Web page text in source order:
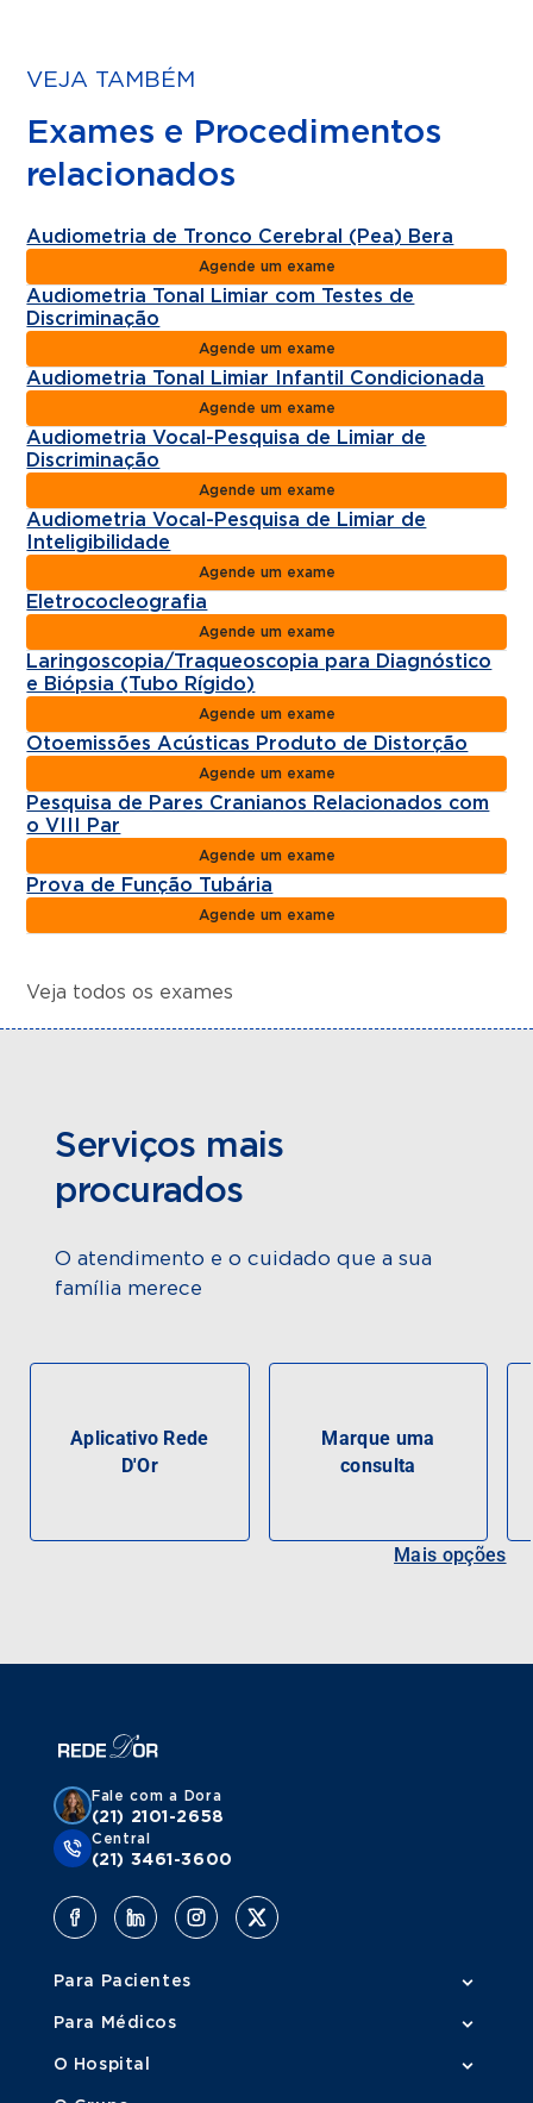
VEJA TAMBÉM
Exames e Procedimentos
relacionados
Audiometria de Tronco Cerebral (Pea) Bera
Agende um exame
Audiometria Tonal Limiar com Testes de
Discriminação
Agende um exame
Audiometria Tonal Limiar Infantil Condicionada
Agende um exame
Audiometria Vocal-Pesquisa de Limiar de
Discriminação
Agende um exame
Audiometria Vocal-Pesquisa de Limiar de
Inteligibilidade
Agende um exame
Eletrococleografia
Agende um exame
Laringoscopia/Traqueoscopia para Diagnóstico
e Biópsia (Tubo Rígido)
Agende um exame
Otoemissões Acústicas Produto de Distorção
Agende um exame
Pesquisa de Pares Cranianos Relacionados com
o VIII Par
Agende um exame
Prova de Função Tubária
Agende um exame
Veja todos os exames
Serviços mais
procurados
O atendimento e o cuidado que a sua
família merece
Aplicativo Rede
D'Or
Marque uma
consulta
Mais opções
Fale com a Dora
(21) 2101-2658
Central
(21) 3461-3600
Para Pacientes
Para Médicos
O Hospital